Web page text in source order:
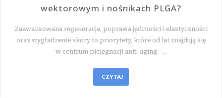
wektorowym i nośnikach PLGA?
Zaawansowana regeneracja, poprawa jędrności i elastyczności
oraz wygładzenie skóry to priorytety, które od lat znajdują się
w centrum pielęgnacji anti-aging –…
CZYTAJ